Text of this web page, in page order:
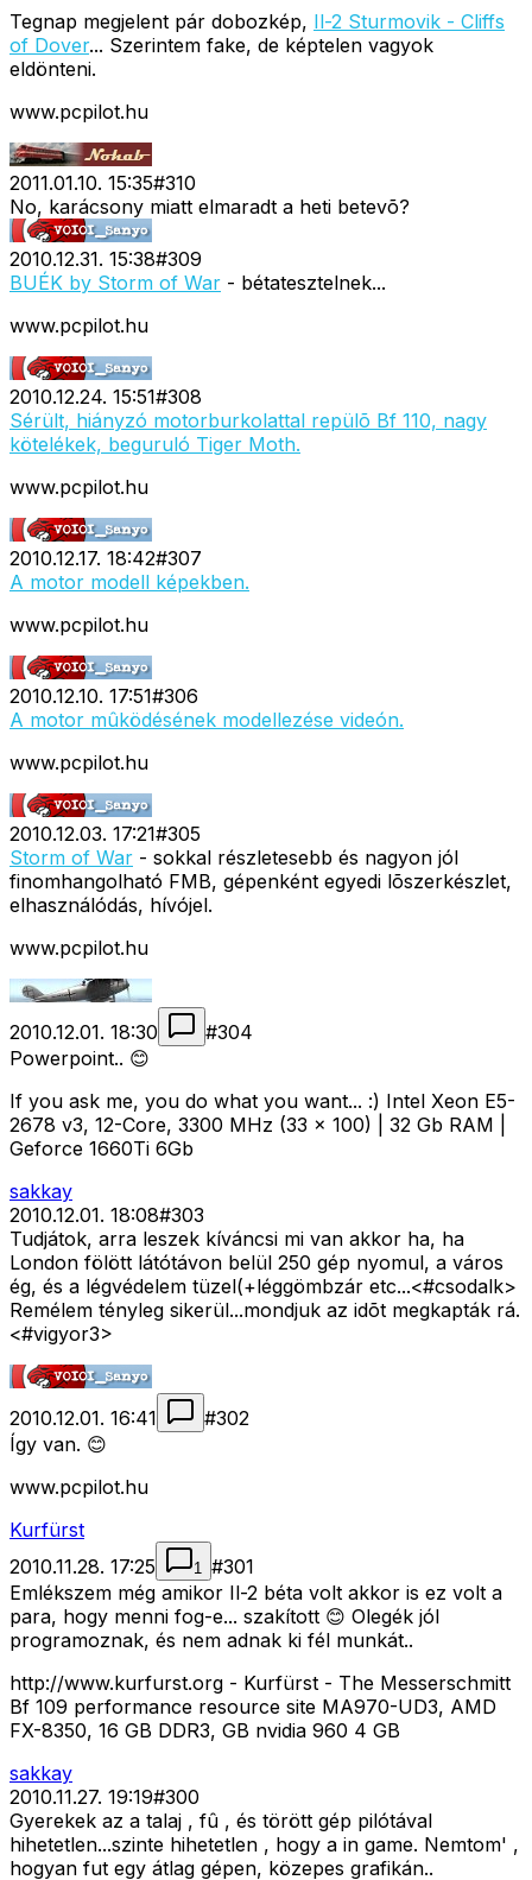
Tegnap megjelent pár dobozkép, Il-2 Sturmovik - Cliffs
of Dover... Szerintem fake, de képtelen vagyok
eldönteni.
www.pcpilot.hu
2011.01.10. 15:35#310
No, karácsony miatt elmaradt a heti betevõ?
2010.12.31. 15:38#309
BUÉK by Storm of War - bétatesztelnek...
www.pcpilot.hu
2010.12.24. 15:51#308
Sérült, hiányzó motorburkolattal repülõ Bf 110, nagy
kötelékek, beguruló Tiger Moth.
www.pcpilot.hu
2010.12.17. 18:42#307
A motor modell képekben.
www.pcpilot.hu
2010.12.10. 17:51#306
A motor mûködésének modellezése videón.
www.pcpilot.hu
2010.12.03. 17:21#305
Storm of War - sokkal részletesebb és nagyon jól
finomhangolható FMB, gépenként egyedi lõszerkészlet,
elhasználódás, hívójel.
www.pcpilot.hu
2010.12.01. 18:30 #304
Powerpoint.. 😊
If you ask me, you do what you want... :) Intel Xeon E5-
2678 v3, 12-Core, 3300 MHz (33 x 100) | 32 Gb RAM |
Geforce 1660Ti 6Gb
sakkay
2010.12.01. 18:08#303
Tudjátok, arra leszek kíváncsi mi van akkor ha, ha
London fölött látótávon belül 250 gép nyomul, a város
ég, és a légvédelem tüzel(+léggömbzár etc...<#csodalk>
Remélem tényleg sikerül...mondjuk az idõt megkapták rá.
<#vigyor3>
2010.12.01. 16:41 #302
Így van. 😊
www.pcpilot.hu
Kurfürst
2010.11.28. 17:25
1 #301
Emlékszem még amikor Il-2 béta volt akkor is ez volt a
para, hogy menni fog-e... szakított 😊 Olegék jól
programoznak, és nem adnak ki fél munkát..
http://www.kurfurst.org - Kurfürst - The Messerschmitt
Bf 109 performance resource site MA970-UD3, AMD
FX-8350, 16 GB DDR3, GB nvidia 960 4 GB
sakkay
2010.11.27. 19:19#300
Gyerekek az a talaj , fû , és törött gép pilótával
hihetetlen...szinte hihetetlen , hogy a in game. Nemtom' ,
hogyan fut egy átlag gépen, közepes grafikán..